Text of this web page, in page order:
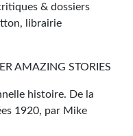
& dossiers
librairie
AMAZING STORIES
histoire. De la
1920, par Mike